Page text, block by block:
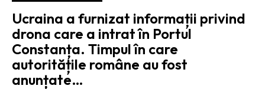
Ucraina a furnizat informații privind
drona care a intrat în Portul
Constanța. Timpul în care
autoritățile române au fost
anunțate…